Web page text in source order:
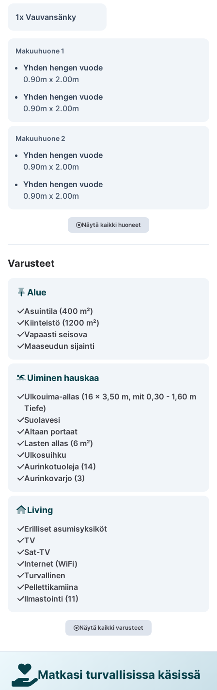
1x Vauvansänky
Makuuhuone 1
Yhden hengen vuode
0.90m x 2.00m
Yhden hengen vuode
0.90m x 2.00m
Makuuhuone 2
Yhden hengen vuode
0.90m x 2.00m
Yhden hengen vuode
0.90m x 2.00m
Näytä kaikki huoneet
Varusteet
Alue
Asuintila (400 m²)
Kiinteistö (1200 m²)
Vapaasti seisova
Maaseudun sijainti
Uiminen hauskaa
Ulkouima-allas (16 x 3,50 m, mit 0,30 - 1,60 m
Tiefe)
Suolavesi
Altaan portaat
Lasten allas (6 m²)
Ulkosuihku
Aurinkotuoleja (14)
Aurinkovarjo (3)
Living
Erilliset asumisyksiköt
TV
Sat-TV
Internet (WiFi)
Turvallinen
Pellettikamiina
Ilmastointi (11)
Näytä kaikki varusteet
Matkasi turvallisissa käsissä